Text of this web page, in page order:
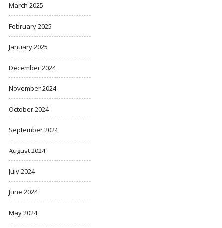
March 2025
February 2025
January 2025
December 2024
November 2024
October 2024
September 2024
August 2024
July 2024
June 2024
May 2024